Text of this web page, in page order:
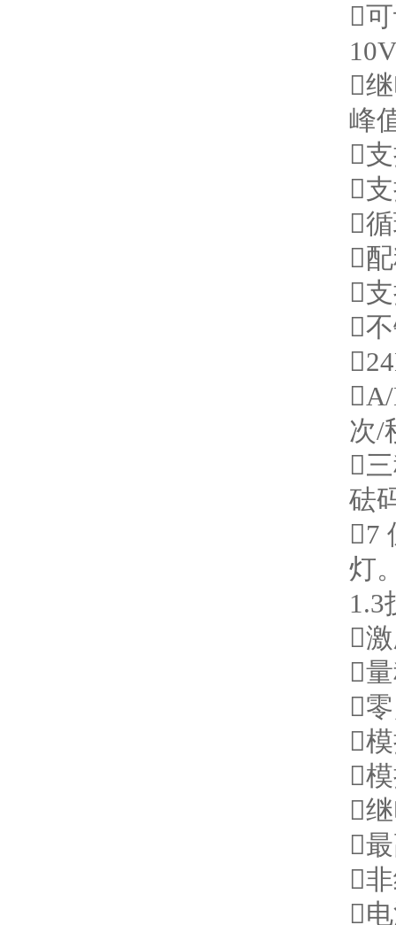


峰






次/

砝
7
灯
1.3








